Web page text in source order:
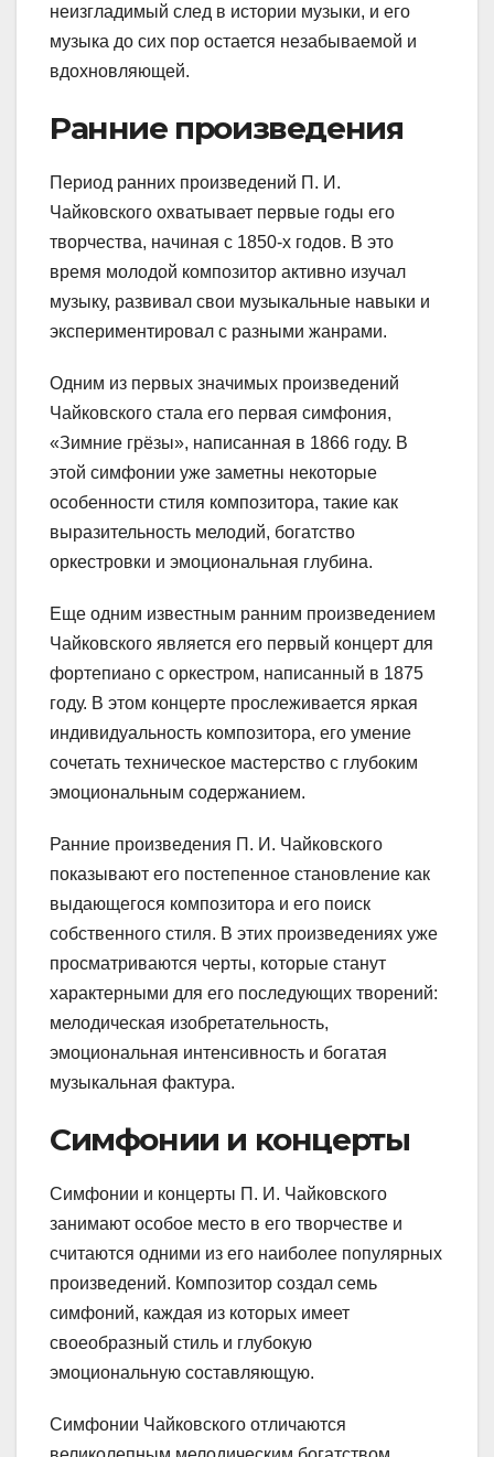
неизгладимый след в истории музыки, и его
музыка до сих пор остается незабываемой и
вдохновляющей.
Ранние произведения
Период ранних произведений П. И.
Чайковского охватывает первые годы его
творчества, начиная с 1850-х годов. В это
время молодой композитор активно изучал
музыку, развивал свои музыкальные навыки и
экспериментировал с разными жанрами.
Одним из первых значимых произведений
Чайковского стала его первая симфония,
«Зимние грёзы», написанная в 1866 году. В
этой симфонии уже заметны некоторые
особенности стиля композитора, такие как
выразительность мелодий, богатство
оркестровки и эмоциональная глубина.
Еще одним известным ранним произведением
Чайковского является его первый концерт для
фортепиано с оркестром, написанный в 1875
году. В этом концерте прослеживается яркая
индивидуальность композитора, его умение
сочетать техническое мастерство с глубоким
эмоциональным содержанием.
Ранние произведения П. И. Чайковского
показывают его постепенное становление как
выдающегося композитора и его поиск
собственного стиля. В этих произведениях уже
просматриваются черты, которые станут
характерными для его последующих творений:
мелодическая изобретательность,
эмоциональная интенсивность и богатая
музыкальная фактура.
Симфонии и концерты
Симфонии и концерты П. И. Чайковского
занимают особое место в его творчестве и
считаются одними из его наиболее популярных
произведений. Композитор создал семь
симфоний, каждая из которых имеет
своеобразный стиль и глубокую
эмоциональную составляющую.
Симфонии Чайковского отличаются